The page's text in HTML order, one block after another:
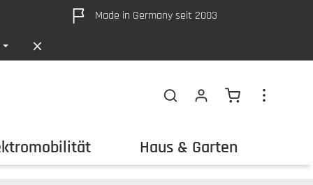
Made in Germany seit 2003
Warenkorb
Haus & Garten